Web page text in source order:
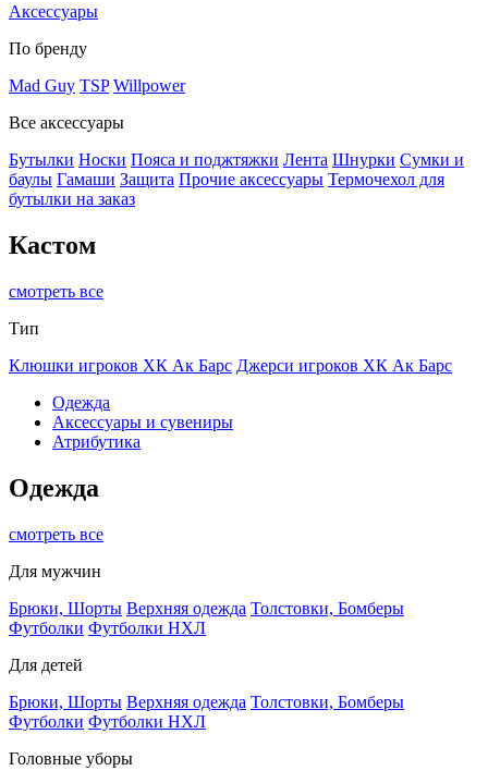
Аксессуары
По бренду
Mad Guy TSP Willpower
Все аксессуары
Бутылки Носки Пояса и поджтяжки Лента Шнурки Сумки и
баулы Гамаши Защита Прочие аксессуары Термочехол для
бутылки на заказ
Кастом
смотреть все
Тип
Клюшки игроков ХК Ак Барс Джерси игроков ХК Ак Барс
Одежда
Аксессуары и сувениры
Атрибутика
Одежда
смотреть все
Для мужчин
Брюки, Шорты Верхняя одежда Толстовки, Бомберы
Футболки Футболки НХЛ
Для детей
Брюки, Шорты Верхняя одежда Толстовки, Бомберы
Футболки Футболки НХЛ
Головные уборы